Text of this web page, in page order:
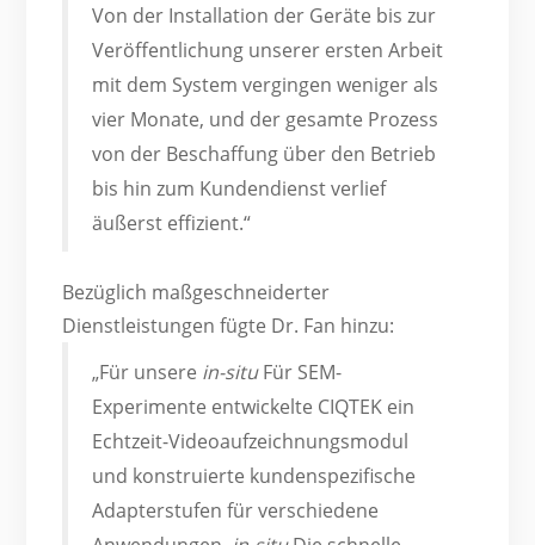
Von der Installation der Geräte bis zur
Veröffentlichung unserer ersten Arbeit
mit dem System vergingen weniger als
vier Monate, und der gesamte Prozess
von der Beschaffung über den Betrieb
bis hin zum Kundendienst verlief
äußerst effizient.“
Bezüglich maßgeschneiderter
Dienstleistungen fügte Dr. Fan hinzu:
„Für unsere in-situFür SEM-
Experimente entwickelte CIQTEK ein
Echtzeit-Videoaufzeichnungsmodul
und konstruierte kundenspezifische
Adapterstufen für verschiedene